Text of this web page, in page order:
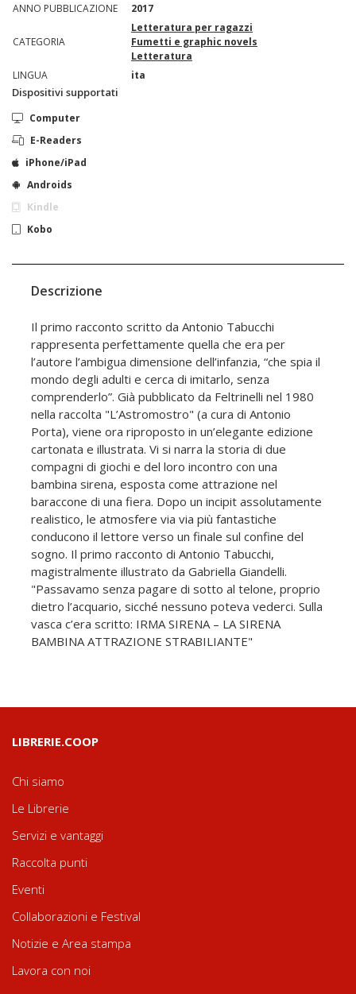
ANNO PUBBLICAZIONE
2017
CATEGORIA
Letteratura per ragazzi
Fumetti e graphic novels
Letteratura
LINGUA
ita
Dispositivi supportati
Computer
E-Readers
iPhone/iPad
Androids
Kindle
Kobo
Descrizione
Il primo racconto scritto da Antonio Tabucchi
rappresenta perfettamente quella che era per
l’autore l’ambigua dimensione dell’infanzia, “che spia il
mondo degli adulti e cerca di imitarlo, senza
comprenderlo”. Già pubblicato da Feltrinelli nel 1980
nella raccolta "L’Astromostro" (a cura di Antonio
Porta), viene ora riproposto in un’elegante edizione
cartonata e illustrata. Vi si narra la storia di due
compagni di giochi e del loro incontro con una
bambina sirena, esposta come attrazione nel
baraccone di una fiera. Dopo un incipit assolutamente
realistico, le atmosfere via via più fantastiche
conducono il lettore verso un finale sul confine del
sogno. Il primo racconto di Antonio Tabucchi,
magistralmente illustrato da Gabriella Giandelli.
"Passavamo senza pagare di sotto al telone, proprio
dietro l’acquario, sicché nessuno poteva vederci. Sulla
vasca c’era scritto: IRMA SIRENA – LA SIRENA
BAMBINA ATTRAZIONE STRABILIANTE"
LIBRERIE.COOP
Chi siamo
Le Librerie
Servizi e vantaggi
Raccolta punti
Eventi
Collaborazioni e Festival
Notizie e Area stampa
Lavora con noi